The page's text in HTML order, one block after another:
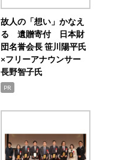
故人の「想い」かなえ
る 遺贈寄付 日本財
団名誉会長 笹川陽平氏
×フリーアナウンサー
長野智子氏
PR